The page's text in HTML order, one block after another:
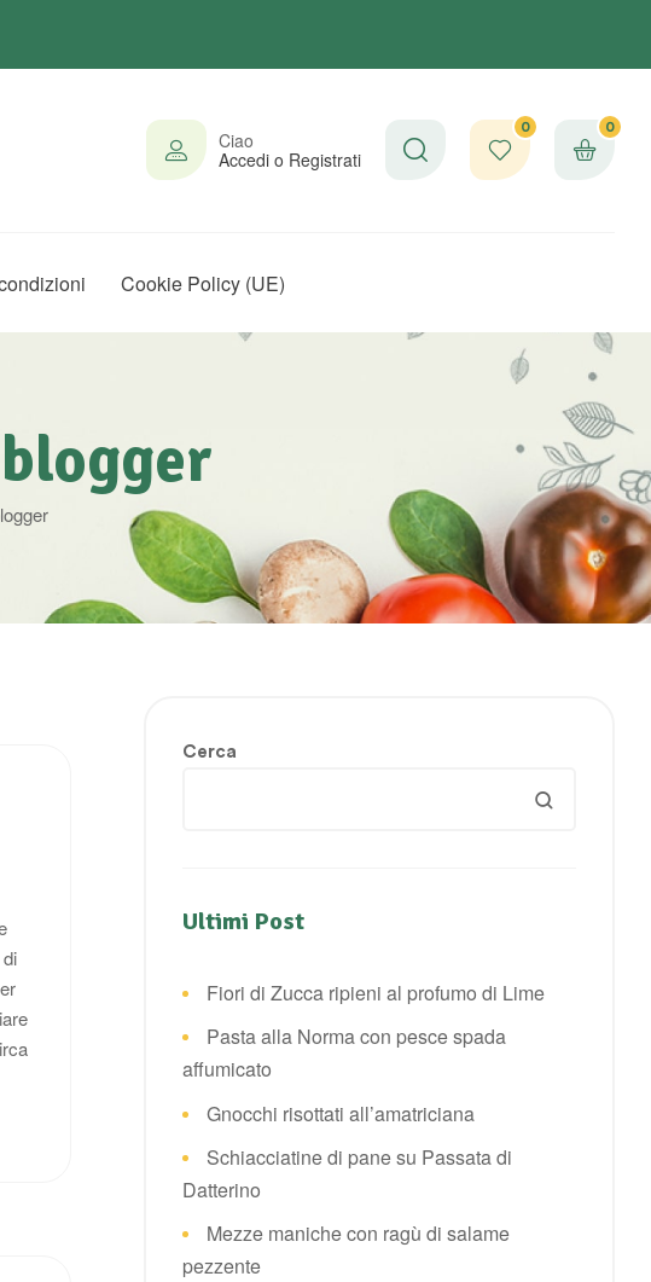
Ciao
Accedi o Registrati
0 0
Cookie Policy (UE)
Cerca
Ultimi Post
Fiori di Zucca ripieni al profumo di Lime
Pasta alla Norma con pesce spada
affumicato
Gnocchi risottati all’amatriciana
Schiacciatine di pane su Passata di
Datterino
Mezze maniche con ragù di salame
pezzente